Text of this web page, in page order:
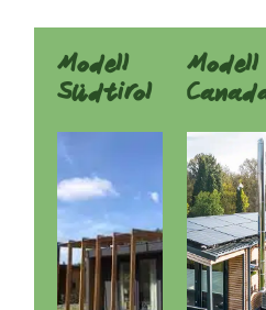
Modell
Südtirol
Modell